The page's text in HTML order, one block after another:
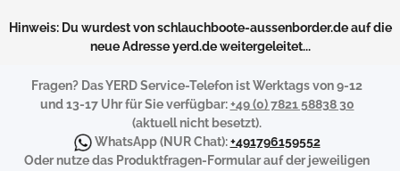
Hinweis: Du wurdest von schlauchboote-aussenborder.de auf die
neue Adresse yerd.de weitergeleitet...
Fragen? Das YERD Service-Telefon ist Werktags von 9-12
und 13-17 Uhr für Sie verfügbar:+49 (0) 7821 58838 30
(aktuell nicht besetzt).
WhatsApp(NUR Chat):+491796159552
Oder nutze das Produktfragen-Formular auf der jeweiligen